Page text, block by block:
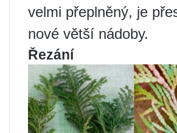
velmi přeplněný, je
nové větší nádoby.
Řezání